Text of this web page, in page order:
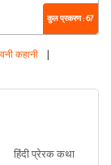
कुल प्रकरण : 67
कहानी |
हिंदी प्रेरक कथा